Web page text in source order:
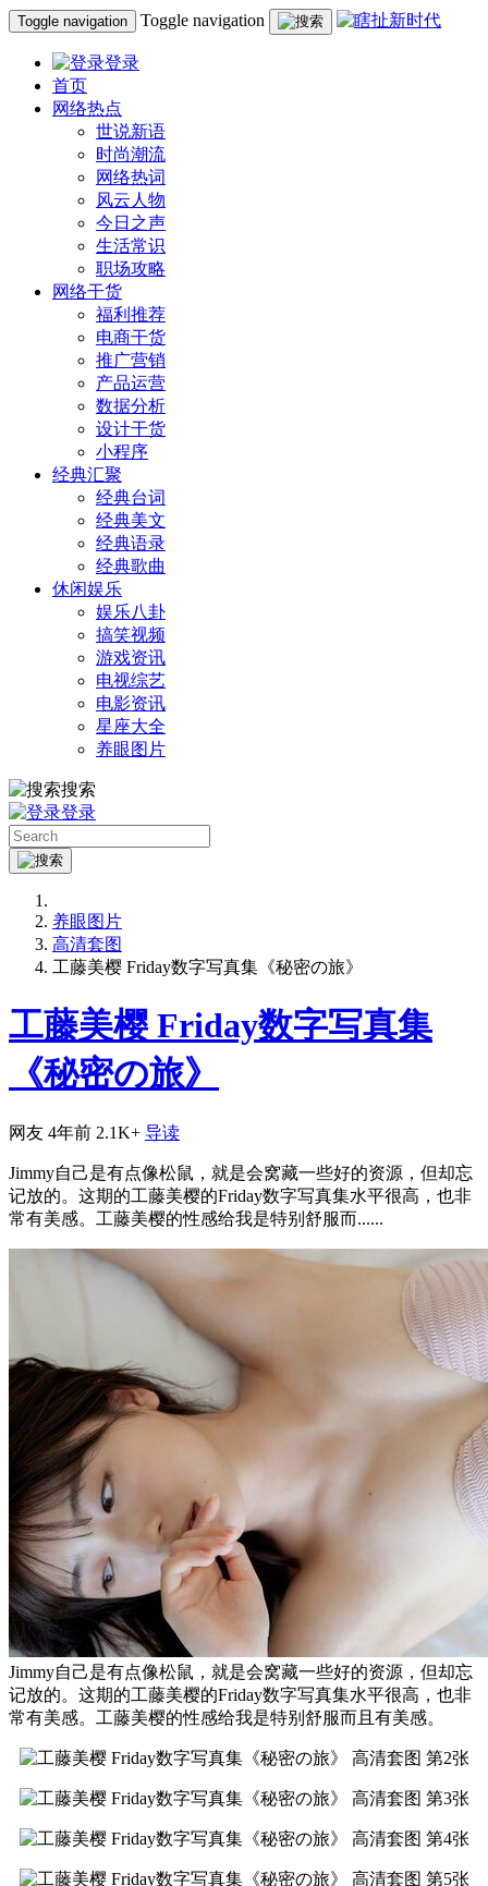
Toggle navigation Toggle navigation
登录
首页
网络热点
世说新语
时尚潮流
网络热词
风云人物
今日之声
生活常识
职场攻略
网络干货
福利推荐
电商干货
推广营销
产品运营
数据分析
设计干货
小程序
经典汇聚
经典台词
经典美文
经典语录
经典歌曲
休闲娱乐
娱乐八卦
搞笑视频
游戏资讯
电视综艺
电影资讯
星座大全
养眼图片
搜索
登录
养眼图片
高清套图
工藤美樱 Friday数字写真集《秘密の旅》
工藤美樱 Friday数字写真集
《秘密の旅》
网友 4年前 2.1K+ 导读
Jimmy自己是有点像松鼠，就是会窝藏一些好的资源，但却忘
记放的。这期的工藤美樱的Friday数字写真集水平很高，也非
常有美感。工藤美樱的性感给我是特别舒服而......
Jimmy自己是有点像松鼠，就是会窝藏一些好的资源，但却忘
记放的。这期的工藤美樱的Friday数字写真集水平很高，也非
常有美感。工藤美樱的性感给我是特别舒服而且有美感。